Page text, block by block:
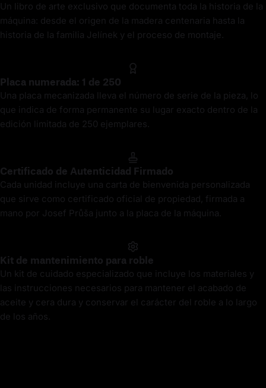
Un libro de arte exclusivo que documenta toda la historia de la
máquina: desde el origen de la madera centenaria hasta la
historia de la familia Jelínek y el proceso de montaje.
Placa numerada: 1 de 250
Una placa mecanizada lleva el número de serie de la pieza, lo
que indica de forma permanente su lugar exacto dentro de la
edición limitada de 250 ejemplares.
Certificado de Autenticidad Firmado
Cada unidad incluye una carta de bienvenida personalizada
que sirve como certificado oficial de propiedad, firmada a
mano por Josef Průša junto a la placa de la máquina.
Kit de mantenimiento para roble
Un kit de cuidado especializado que incluye los materiales y
las instrucciones necesarios para mantener el acabado de
aceite y cera dura y conservar el carácter del roble a lo largo
de los años.